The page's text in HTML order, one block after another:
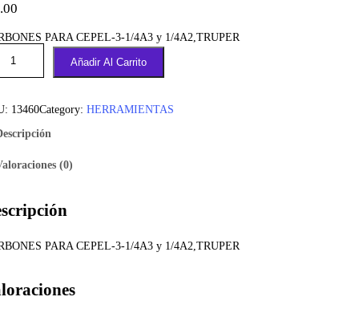
PARA CEPEL-3-1/4A3 y 1/4A2,TRUPER
Añadir Al Carrito
13460Category: HERRAMIENTAS
(0)
PARA CEPEL-3-1/4A3 y 1/4A2,TRUPER